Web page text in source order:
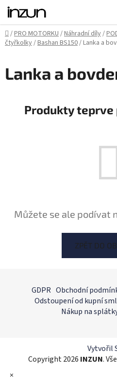
Přejít
obsah
Domů
/PRO MOTORKU/Náhradní díly/
čtyřkolky/Bashan BS150/Lanka a
Lanka a
Produkty
Můžete se ale podívat
ZPĚT DO
GDPR Obchodní
Odstoupení od kupní
Nákup na
Vytvořil
Copyright 2026 INZUN.
×